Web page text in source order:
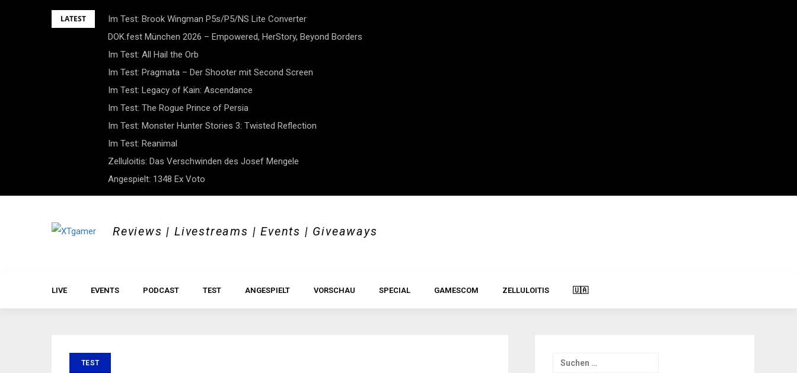
LATEST
Im Test: Brook Wingman P5s/P5/NS Lite Converter
DOK.fest München 2026 – Empowered, HerStory, Beyond Borders
Im Test: All Hail the Orb
Im Test: Pragmata – Der Shooter mit Second Screen
Im Test: Legacy of Kain: Ascendance
Im Test: The Rogue Prince of Persia
Im Test: Monster Hunter Stories 3: Twisted Reflection
Im Test: Reanimal
Zelluloitis: Das Verschwinden des Josef Mengele
Angespielt: 1348 Ex Voto
Reviews | Livestreams | Events | Giveaways
LIVE EVENTS PODCAST TEST ANGESPIELT VORSCHAU SPECIAL GAMESCOM ZELLULOITIS 🇺🇦
TEST
Suchen